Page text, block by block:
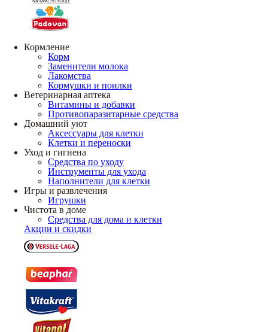
Кормление
Корм
Заменители молока
Лакомства
Кормушки и поилки
Ветеринарная аптека
Витамины и добавки
Противопаразитарные средства
Домашний уют
Аксессуары для клетки
Клетки и переноски
Уход и гигиена
Средства по уходу
Инструменты для ухода
Наполнители для клетки
Игры и развлечения
Игрушки
Чистота в доме
Средства для дома и клетки
Акции и скидки